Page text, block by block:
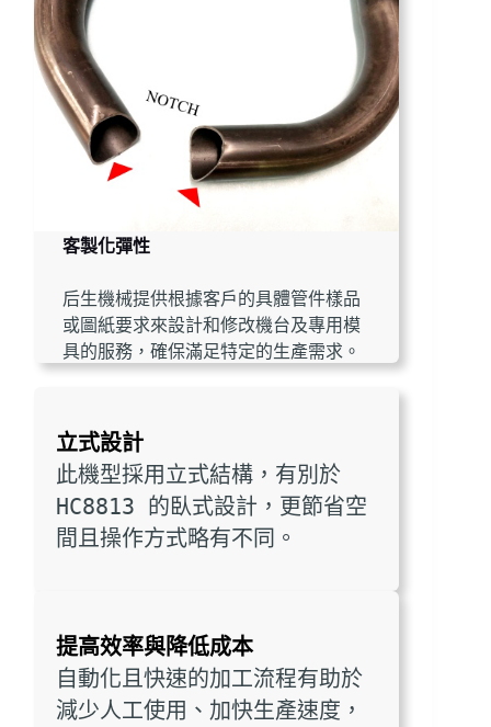
客製化彈性
后生機械提供根據客戶的具體管件樣品
或圖紙要求來設計和修改機台及專用模
具的服務，確保滿足特定的生產需求。
立式設計
此機型採用立式結構，有別於
HC8813 的臥式設計，更節省空
間且操作方式略有不同。
提高效率與降低成本
自動化且快速的加工流程有助於
減少人工使用、加快生產速度，